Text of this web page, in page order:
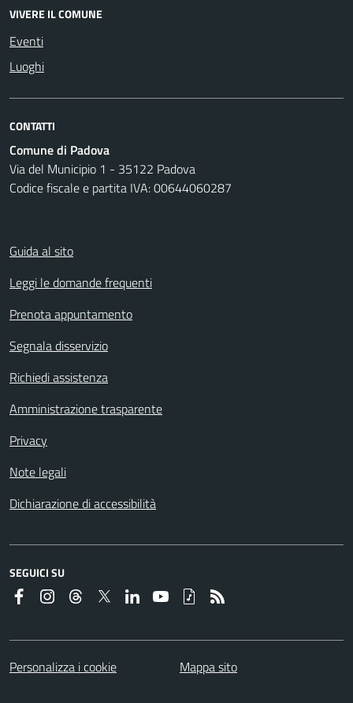
VIVERE IL COMUNE
Eventi
Luoghi
CONTATTI
Comune di Padova
Via del Municipio 1 - 35122 Padova
Codice fiscale e partita IVA: 00644060287
Guida al sito
Leggi le domande frequenti
Prenota appuntamento
Segnala disservizio
Richiedi assistenza
Amministrazione trasparente
Privacy
Note legali
Dichiarazione di accessibilità
SEGUICI SU
Personalizza i cookie Mappa sito